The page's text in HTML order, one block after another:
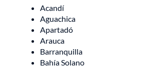
Acandí
Aguachica
Apartadó
Arauca
Barranquilla
Bahía Solano